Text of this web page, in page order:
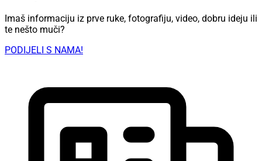
Imaš informaciju iz prve ruke, fotografiju, video, dobru ideju ili
te nešto muči?
PODIJELI S NAMA!